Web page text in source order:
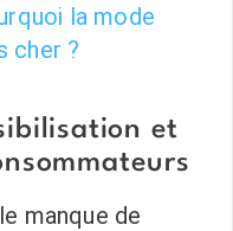
la mode
cher ?
et
manque de